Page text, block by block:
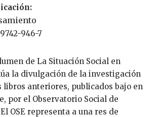
9742-946-7
la divulgación de la investigación
libros anteriores, publicados bajo en
por el Observatorio Social de
OSE representa a una res de